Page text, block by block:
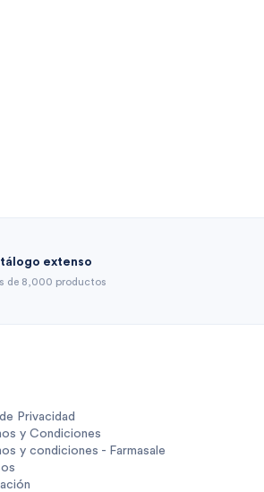
extenso
de 8,000 productos
Privacidad
y Condiciones
y condiciones - Farmasale